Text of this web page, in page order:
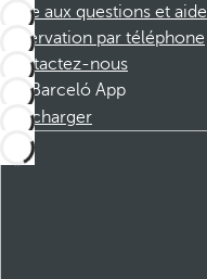
Foire aux questions et aide
Réservation par téléphone
Contactez-nous
Barceló App
Télécharger